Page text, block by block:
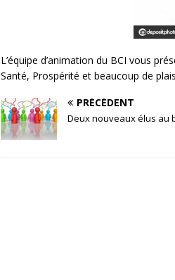
L’équipe d’animation du BCI vous
Santé, Prospérité et beaucoup de
PRÉCÉDENT
Deux nouveaux élus au